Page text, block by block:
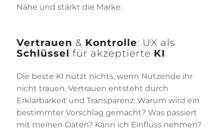
Nähe und stärkt die Marke.
Vertrauen & Kontrolle: UX als
Schlüssel für akzeptierte KI
Die beste KI nützt nichts, wenn Nutzende ihr
nicht trauen. Vertrauen entsteht durch
Erklärbarkeit und Transparenz: Warum wird ein
bestimmter Vorschlag gemacht? Was passiert
mit meinen Daten? Kann ich Einfluss nehmen?